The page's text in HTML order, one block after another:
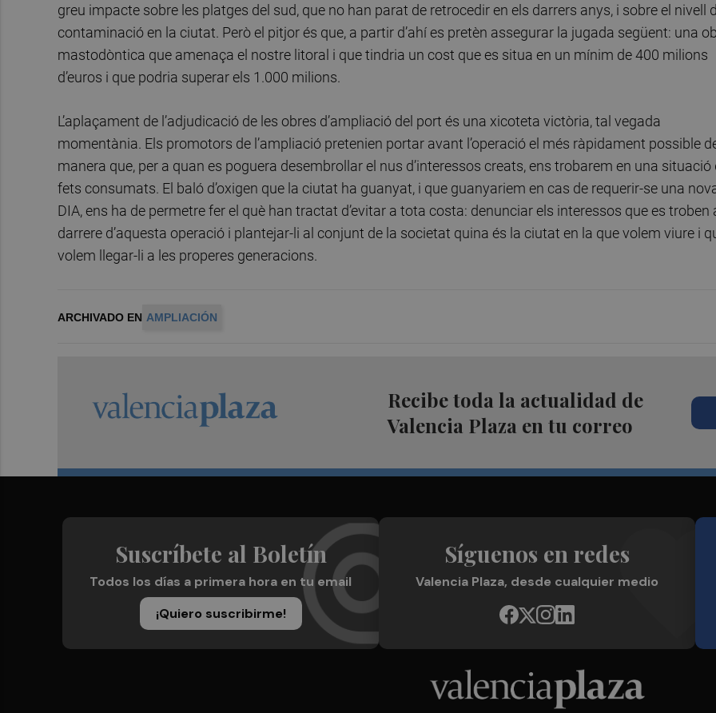
greu impacte sobre les platges del sud, que no han parat de retrocedir en els darrers anys, i sobre el nivell
contaminació en la ciutat. Però el pitjor és que, a partir d’ahí es pretèn assegurar la jugada següent: una
mastodòntica que amenaça el nostre litoral i que tindria un cost que es situa en un mínim de 400 milions
d’euros i que podria superar els 1.000 milions.
L’aplaçament de l’adjudicació de les obres d’ampliació del port és una xicoteta victòria, tal vegada
momentània. Els promotors de l’ampliació pretenien portar avant l’operació el més ràpidament possible
manera que, per a quan es poguera desembrollar el nus d’interessos creats, ens trobarem en una situació
fets consumats. El baló d’oxigen que la ciutat ha guanyat, i que guanyariem en cas de requerir-se una
DIA, ens ha de permetre fer el què han tractat d’evitar a tota costa: denunciar els interessos que es troben
darrere d’aquesta operació i plantejar-li al conjunt de la societat quina és la ciutat en la que volem viure i
volem llegar-li a les properes generacions.
ARCHIVADO EN AMPLIACIÓN
Recibe toda la actualidad de
Valencia Plaza en tu correo
Suscríbete al Boletín
Todos los días a primera hora en tu email
¡Quiero suscribirme!
Síguenos en redes
Valencia Plaza, desde cualquier medio